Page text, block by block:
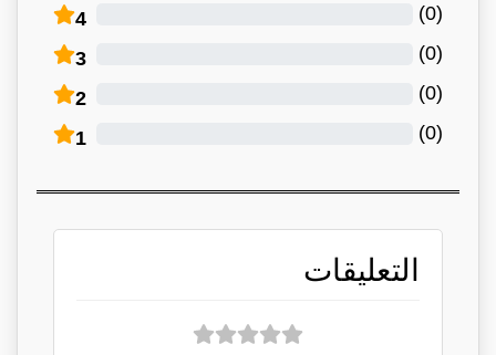
4 (
0
)
3 (
0
)
2 (
0
)
1 (
0
)
التعليقات